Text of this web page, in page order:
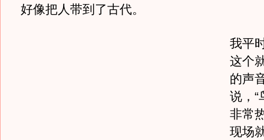
好像把人带到了古代。
我平
这个
的声
说，“
非常
现场